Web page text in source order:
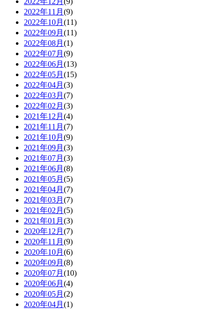
2022年11月 (9)
2022年10月 (11)
2022年09月 (11)
2022年08月 (1)
2022年07月 (9)
2022年06月 (13)
2022年05月 (15)
2022年04月 (3)
2022年03月 (7)
2022年02月 (3)
2021年12月 (4)
2021年11月 (7)
2021年10月 (9)
2021年09月 (3)
2021年07月 (3)
2021年06月 (8)
2021年05月 (5)
2021年04月 (7)
2021年03月 (7)
2021年02月 (5)
2021年01月 (3)
2020年12月 (7)
2020年11月 (9)
2020年10月 (6)
2020年09月 (8)
2020年07月 (10)
2020年06月 (4)
2020年05月 (2)
2020年04月 (1)